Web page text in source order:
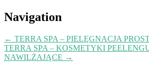
Navigation
← TERRA SPA – PIELĘGNACJA
TERRA SPA – KOSMETYKI
NAWILŻAJĄCE →